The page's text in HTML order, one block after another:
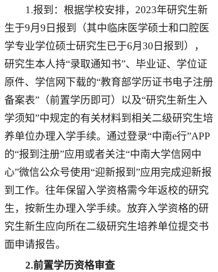
1.报到：根据学校安排，2023年研究生新
生于9月 9 日报到（其中临床医学硕士和口腔医
学专业学位硕士研究生已于6月30日报到），
研究生本人持“录取通知书”、毕业证、学位证
原件、学信网下载的“教育部学历证书电子注册
备案表”（前置学历即可）以及“研究生新生入
学须知”中规定的有关材料到相关二级研究生培
养单位办理入学手续。通过登录“中南e行”APP
的“报到注册”应用或者关注“中南大学信网中
心”微信公众号使用“迎新报到”应用完成迎新报
到工作。往年保留入学资格需今年返校的研究
生，按新生办理入学手续。放弃入学资格的研
究生新生应向所在二级研究生培养单位提交书
面申请报告。
2.前置学历资格审查